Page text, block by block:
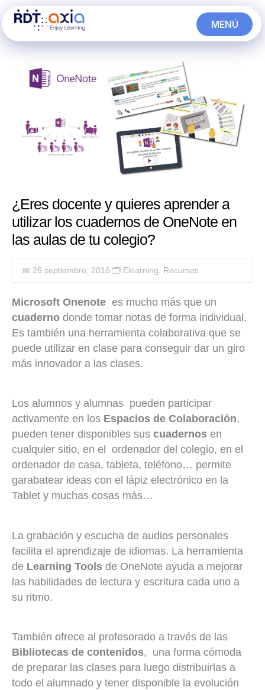
al
MENÚ
CERRAR
¿Eres docente y quieres aprender a
utilizar los cuadernos de OneNote en
las aulas de tu colegio?
📅 26 septiembre, 2016 🗂️ Elearning Recursos
Microsoft Onenote es mucho más que un
cuaderno donde tomar notas de forma individual.
Es también una herramienta colaborativa que se
puede utilizar en clase para conseguir dar un giro
más innovador a las clases.
Los alumnos y alumnas pueden participar
activamente en los Espacios de Colaboración,
pueden tener disponibles sus cuadernos en
cualquier sitio, en el ordenador del colegio, en el
ordenador de casa, tableta, teléfono… permite
garabatear ideas con el lápiz electrónico en la
Tablet y muchas cosas más…
La grabación y escucha de audios personales
facilita el aprendizaje de idiomas. La herramienta
de Learning Tools de OneNote ayuda a mejorar
las habilidades de lectura y escritura cada uno a
su ritmo.
También ofrece al profesorado a través de las
Bibliotecas de contenidos, una forma cómoda
de preparar las clases para luego distribuirlas a
todo el alumnado y tener disponible la evolución